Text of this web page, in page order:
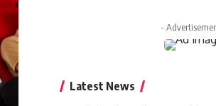
-
Latest News